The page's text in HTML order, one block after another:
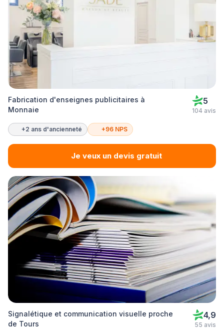
Fabrication d'enseignes publicitaires à
Monnaie
5
104 avis
+2 ans d'ancienneté +96 NPS
Je veux un devis gratuit
Signalétique et communication visuelle proche
de Tours
4,9
55 avis